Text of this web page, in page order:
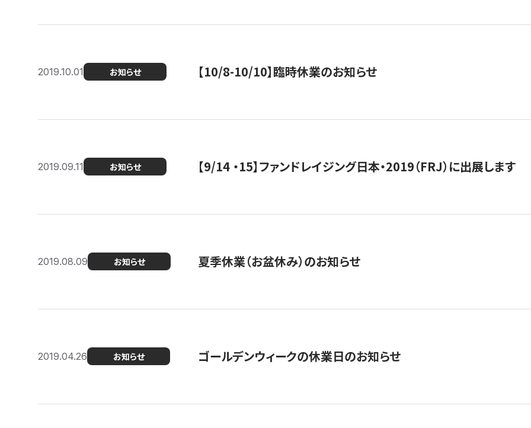
2019.10.01 お知らせ 【10/8-10/10】臨時休業のお知らせ
2019.09.11 お知らせ 【9/14 ・15】ファンドレイジング日本・2019（FRJ）に出展します
2019.08.09 お知らせ 夏季休業（お盆休み）のお知らせ
2019.04.26 お知らせ ゴールデンウィークの休業日のお知らせ